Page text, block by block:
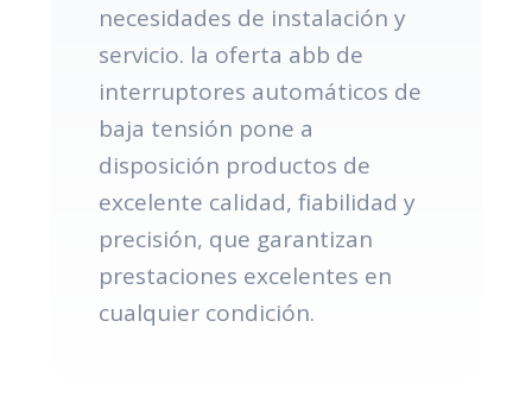
necesidades de instalación y
servicio. la oferta abb de
interruptores automáticos de
baja tensión pone a
disposición productos de
excelente calidad, fiabilidad y
precisión, que garantizan
prestaciones excelentes en
cualquier condición.